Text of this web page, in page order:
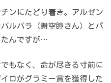
ンにたどり着き。アルゼン
ルバラ（舞空瞳さん）とパ
たんですが…
もなく、命が尽きる寸前に
ロがグラミー賞を獲得した